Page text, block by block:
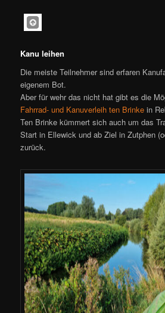
Kanu leihen
Die meiste Teilnehmer sind erfaren
eigenem Bot.
Aber für wehr das nicht hat gibt es die
Fahrrad- und Kanuverleih ten Brinke in
Ten Brinke kümmert sich auch um das
Start in Ellewick und ab Ziel in Zutphen
zurück.